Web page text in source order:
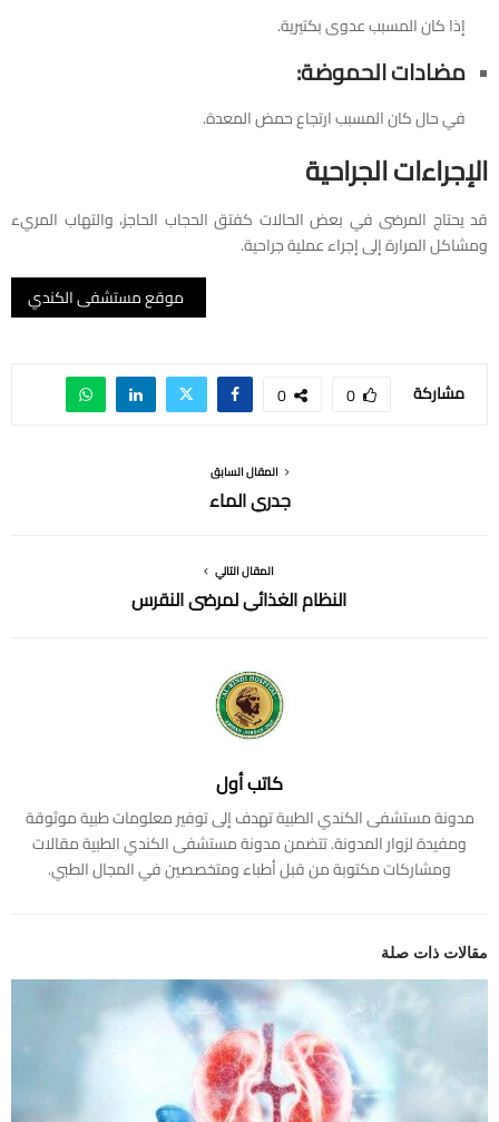
إذا كان المسبب عدوى بكتيرية.
مضادات الحموضة:
في حال كان المسبب ارتجاع حمض المعدة.
الإجراءات الجراحية
قد يحتاج المرضى في بعض الحالات كفتق الحجاب الحاجز، والتهاب المريء
ومشاكل المرارة إلى إجراء عملية جراحية.
موقع مستشفى الكندي
مشاركة 0
0
المقال السابق
جدري الماء
المقال التالي
النظام الغذائي لمرضى النقرس
كاتب أول
مدونة مستشفى الكندي الطبية تهدف إلى توفير معلومات طبية موثوقة
ومفيدة لزوار المدونة. تتضمن مدونة مستشفى الكندي الطبية مقالات
ومشاركات مكتوبة من قبل أطباء ومتخصصين في المجال الطبي.
مقالات ذات صلة